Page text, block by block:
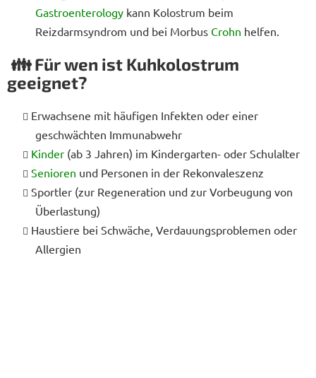
Gastroenterology kann Kolostrum beim
Reizdarmsyndrom und bei Morbus Crohn helfen.
👪 Für wen ist Kuhkolostrum
geeignet?
Erwachsene mit häufigen Infekten oder einer
geschwächten Immunabwehr
Kinder (ab 3 Jahren) im Kindergarten- oder Schulalter
Senioren und Personen in der Rekonvaleszenz
Sportler (zur Regeneration und zur Vorbeugung von
Überlastung)
Haustiere bei Schwäche, Verdauungsproblemen oder
Allergien